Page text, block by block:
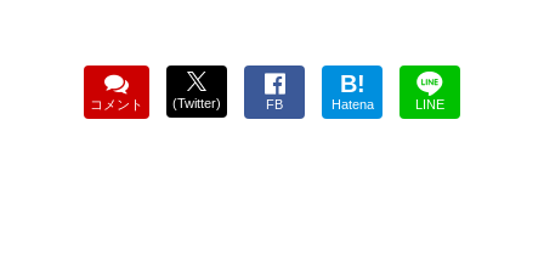
コメント (Twitter) FB
B!
Hatena LINE